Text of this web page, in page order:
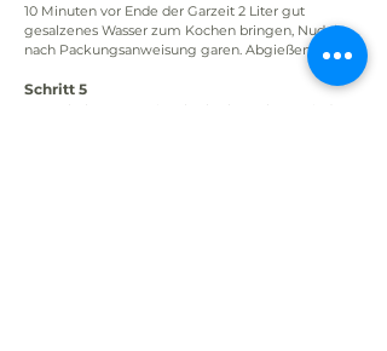
10 Minuten vor Ende der Garzeit 2 Liter gut
gesalzenes Wasser zum Kochen bringen, Nudeln
nach Packungsanweisung garen. Abgießen.
Schritt 5